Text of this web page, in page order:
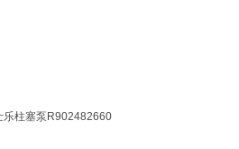
乐柱塞泵R902482660